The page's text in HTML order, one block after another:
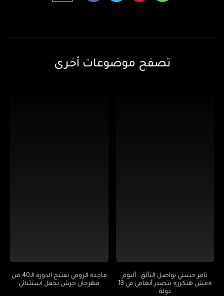
تصفح موضوعات أخرى
تامر حسني يواصل التألق.. ألبوم
«مش هتكرر» يتصدر أنغامي في 13
دولة
ماجدة الرومي تفتتح الدورة الـ40 من
مهرجان جرش بحفل استثنائي